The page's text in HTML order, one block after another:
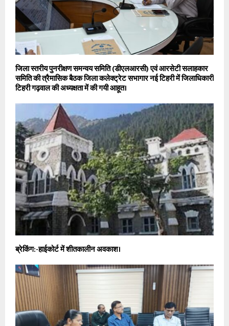
जिला स्तरीय पुनरीक्षण समन्वय समिति (डीएलआरसी) एवं आरसेटी सलाहकार
समिति की त्रैमासिक बैठक जिला कलेक्ट्रेट सभागार नई टिहरी में जिलाधिकारी
टिहरी गढ़वाल की अध्यक्षता में की गयी आहूत।
ब्रेकिंग:-हाईकोर्ट में शीतकालीन अवकाश।